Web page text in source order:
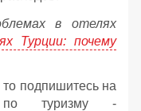
в отелях
Турции: почему
то подпишитесь на
туризму -